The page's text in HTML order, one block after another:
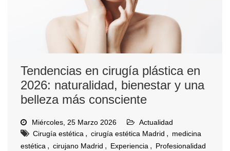
Tendencias en cirugía plástica en
2026: naturalidad, bienestar y una
belleza más consciente
Miércoles, 25 Marzo 2026
Actualidad
Cirugía estética , cirugía estética Madrid , medicina
estética , cirujano Madrid , Experiencia , Profesionalidad